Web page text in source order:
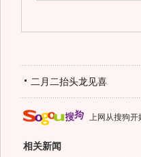
二月二抬头龙见喜
上网从搜狗开
相关新闻